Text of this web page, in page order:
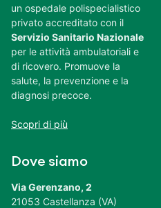
un ospedale polispecialistico
privato accreditato con il
Servizio Sanitario Nazionale
per le attività ambulatoriali e
di ricovero. Promuove la
salute, la prevenzione e la
diagnosi precoce.
Scopri di più
Dove siamo
Via Gerenzano, 2
21053 Castellanza (VA)